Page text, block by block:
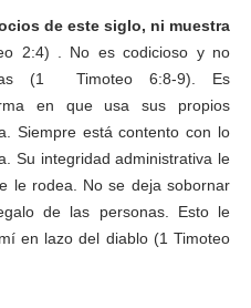
de este siglo, ni muestra
2:4) . No es codicioso y no
(1 Timoteo 6:8-9). Es
en que usa sus propios
Siempre está contento con lo
Su integridad administrativa le
le rodea. No se deja sobornar
de las personas. Esto le
en lazo del diablo (1 Timoteo